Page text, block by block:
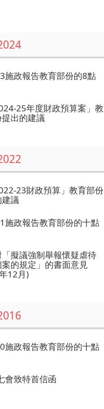
施政報告教育部份的8點
25年度財政預算案」教
出的建議
23財政預算」教育部份
議
施政報告教育部份的十點
擬議強制舉報懷疑虐待
案的規定」的書面意見
12月)
施政報告教育部份的十點
會致特首信函